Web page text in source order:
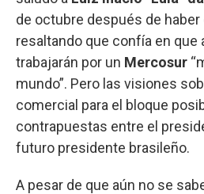
de octubre después de haber
resaltando que confía en que
trabajarán por un Mercosur
mundo”. Pero las visiones
comercial para el bloque
contrapuestas entre el
futuro presidente brasileño.
A pesar de que aún no se